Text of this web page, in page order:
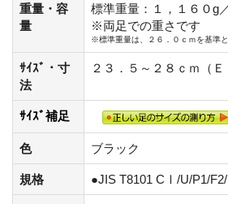
重量・容
量
標準重量：１，１６０g
※両足での重さです
※標準重量は、２６．０ｃｍを基準と
ｻｲｽﾞ・寸
法
２３．５～２８ｃｍ（Ｅ
ｻｲｽﾞ補足
色 ブラック
規格 ●JIS T8101 CⅠ/U/P1/